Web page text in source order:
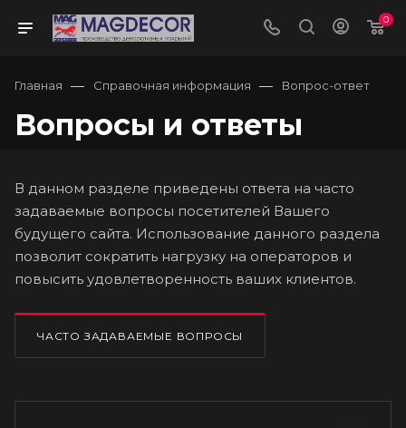
0
Главная — Справочная информация — Вопрос-ответ
Вопросы и ответы
В данном разделе приведены ответа на часто
задаваемые вопросы посетителей Вашего
будущего сайта. Использование данного раздела
позволит сократить нагрузку на операторов и
повысить удовлетворенность ваших клиентов.
ЧАСТО ЗАДАВАЕМЫЕ ВОПРОСЫ